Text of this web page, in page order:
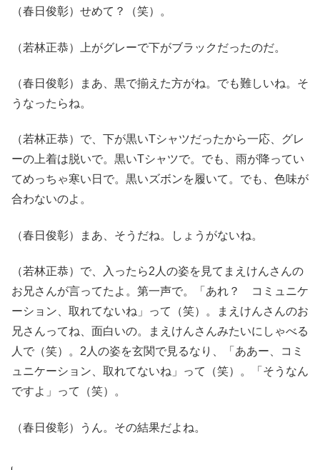
（春日俊彰）せめて？（笑）。
（若林正恭）上がグレーで下がブラックだったのだ。
（春日俊彰）まあ、黒で揃えた方がね。でも難しいね。そ
うなったらね。
（若林正恭）で、下が黒いTシャツだったから一応、グレ
ーの上着は脱いで。黒いTシャツで。でも、雨が降ってい
てめっちゃ寒い日で。黒いズボンを履いて。でも、色味が
合わないのよ。
（春日俊彰）まあ、そうだね。しょうがないね。
（若林正恭）で、入ったら2人の姿を見てまえけんさんの
お兄さんが言ってたよ。第一声で。「あれ？ コミュニケ
ーション、取れてないね」って（笑）。まえけんさんのお
兄さんってね、面白いの。まえけんさんみたいにしゃべる
人で（笑）。2人の姿を玄関で見るなり、「ああー、コミ
ュニケーション、取れてないね」って（笑）。「そうなん
ですよ」って（笑）。
（春日俊彰）うん。その結果だよね。